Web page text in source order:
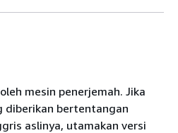
mesin penerjemah. Jika
diberikan bertentangan
aslinya, utamakan versi